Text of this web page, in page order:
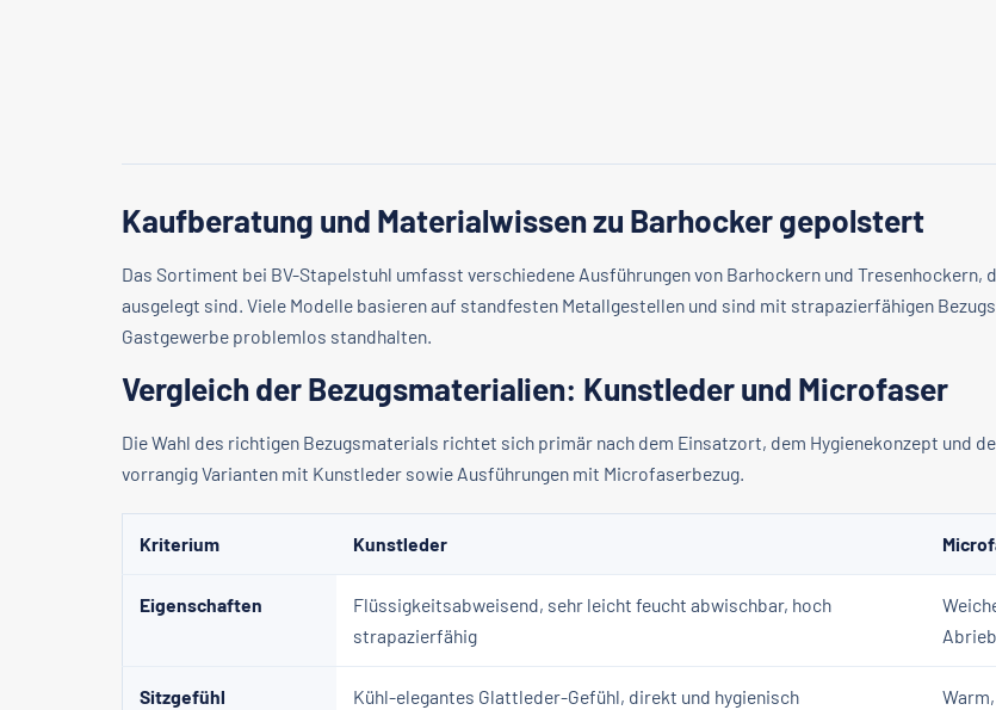
Kaufberatung und Materialwissen zu Barhocker gepolstert
Das Sortiment bei BV-Stapelstuhl umfasst verschiedene Ausführungen von Barhockern und
ausgelegt sind. Viele Modelle basieren auf standfesten Metallgestellen und sind mit strapazierfähigen
Gastgewerbe problemlos standhalten.
Vergleich der Bezugsmaterialien: Kunstleder und Microfaser
Die Wahl des richtigen Bezugsmaterials richtet sich primär nach dem Einsatzort, dem Hygienekonzept und
vorrangig Varianten mit Kunstleder sowie Ausführungen mit Microfaserbezug.
Kriterium Kunstleder
Eigenschaften
Flüssigkeitsabweisend, sehr leicht feucht abwischbar, hoch
strapazierfähig
Sitzgefühl Kühl-elegantes Glattleder-Gefühl, direkt und hygienisch